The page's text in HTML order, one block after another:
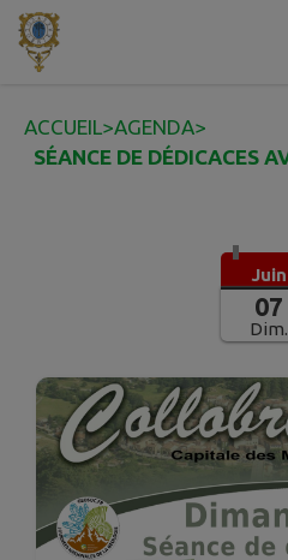
Contenu
ACCUEIL>AGENDA>
SÉANCE DE DÉDICACES
Juin
07
Dim.